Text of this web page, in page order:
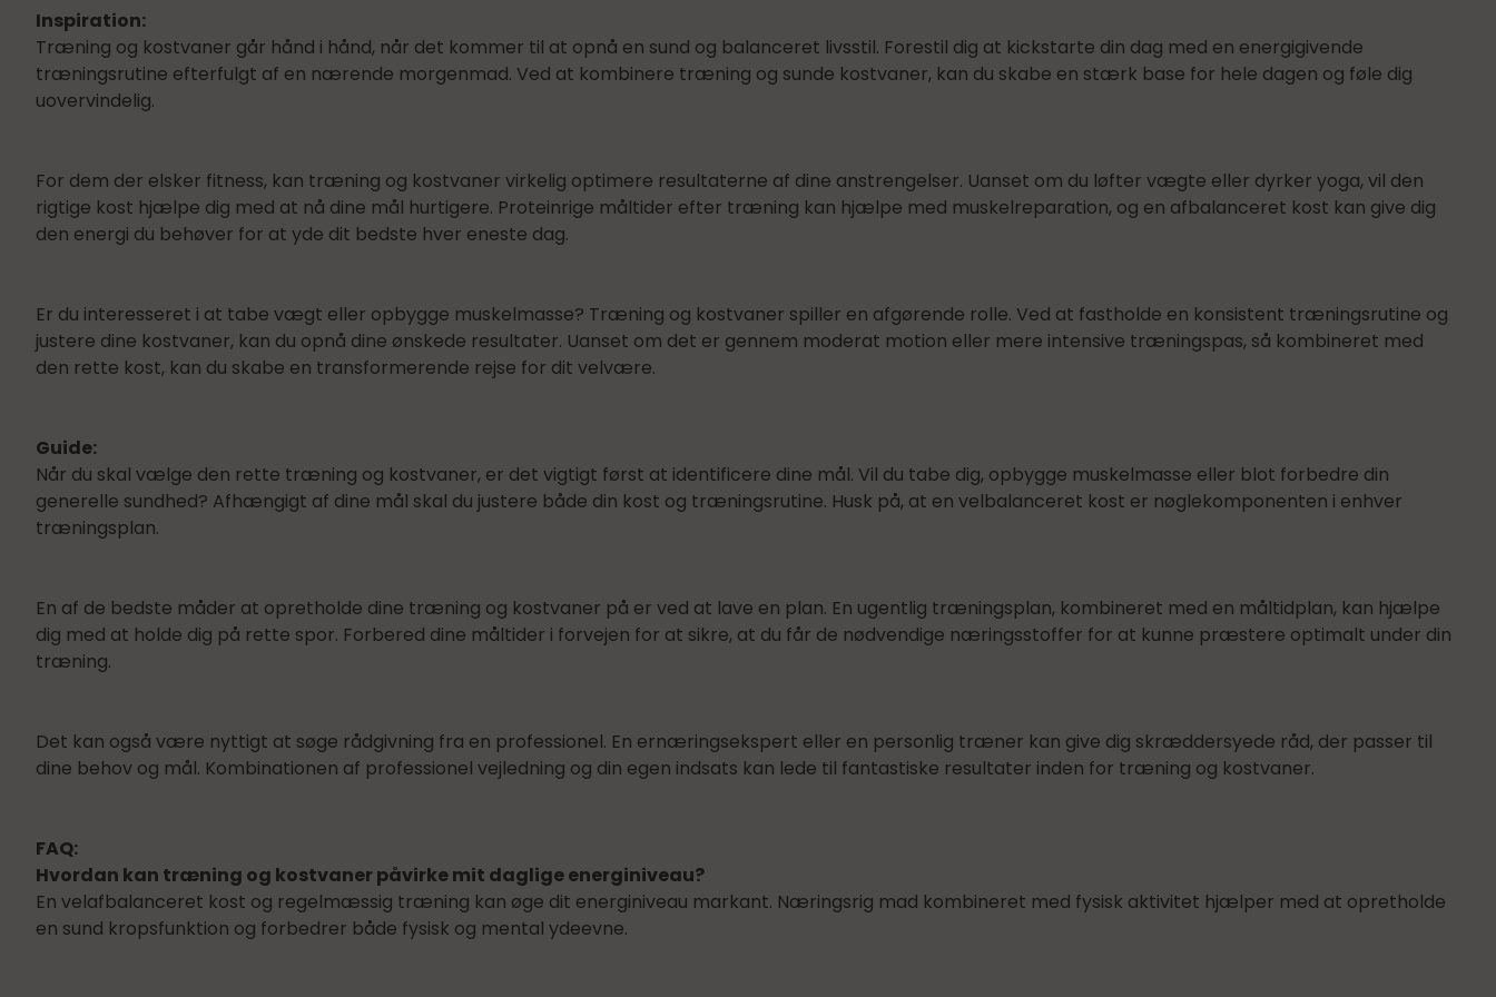
Inspiration:
Træning og kostvaner går hånd i hånd, når det kommer til at opnå en sund og balanceret livsstil. Forestil dig at kickstarte din dag med en energigivende
træningsrutine efterfulgt af en nærende morgenmad. Ved at kombinere træning og sunde kostvaner, kan du skabe en stærk base for hele dagen og føle dig
uovervindelig.
For dem der elsker fitness, kan træning og kostvaner virkelig optimere resultaterne af dine anstrengelser. Uanset om du løfter vægte eller dyrker yoga, vil den
rigtige kost hjælpe dig med at nå dine mål hurtigere. Proteinrige måltider efter træning kan hjælpe med muskelreparation, og en afbalanceret kost kan give dig
den energi du behøver for at yde dit bedste hver eneste dag.
Er du interesseret i at tabe vægt eller opbygge muskelmasse? Træning og kostvaner spiller en afgørende rolle. Ved at fastholde en konsistent træningsrutine og
justere dine kostvaner, kan du opnå dine ønskede resultater. Uanset om det er gennem moderat motion eller mere intensive træningspas, så kombineret med
den rette kost, kan du skabe en transformerende rejse for dit velvære.
Guide:
Når du skal vælge den rette træning og kostvaner, er det vigtigt først at identificere dine mål. Vil du tabe dig, opbygge muskelmasse eller blot forbedre din
generelle sundhed? Afhængigt af dine mål skal du justere både din kost og træningsrutine. Husk på, at en velbalanceret kost er nøglekomponenten i enhver
træningsplan.
En af de bedste måder at opretholde dine træning og kostvaner på er ved at lave en plan. En ugentlig træningsplan, kombineret med en måltidplan, kan hjælpe
dig med at holde dig på rette spor. Forbered dine måltider i forvejen for at sikre, at du får de nødvendige næringsstoffer for at kunne præstere optimalt under din
træning.
Det kan også være nyttigt at søge rådgivning fra en professionel. En ernæringsekspert eller en personlig træner kan give dig skræddersyede råd, der passer til
dine behov og mål. Kombinationen af professionel vejledning og din egen indsats kan lede til fantastiske resultater inden for træning og kostvaner.
FAQ:
Hvordan kan træning og kostvaner påvirke mit daglige energiniveau?
En velafbalanceret kost og regelmæssig træning kan øge dit energiniveau markant. Næringsrig mad kombineret med fysisk aktivitet hjælper med at opretholde
en sund kropsfunktion og forbedrer både fysisk og mental ydeevne.